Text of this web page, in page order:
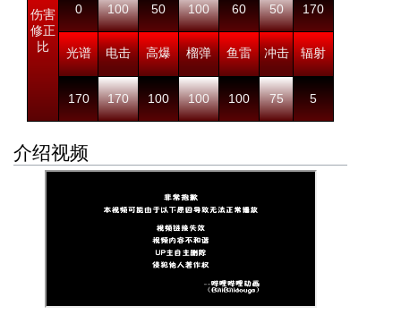
伤害
修正
比
0 100 50 100 60 50 170
光谱 电击 高爆 榴弹 鱼雷 冲击 辐射
170 170 100 100 100 75 5
介绍视频